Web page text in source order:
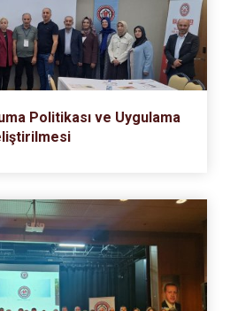
Politikası ve Uygulama